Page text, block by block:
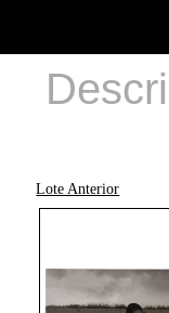
Lote Anterior